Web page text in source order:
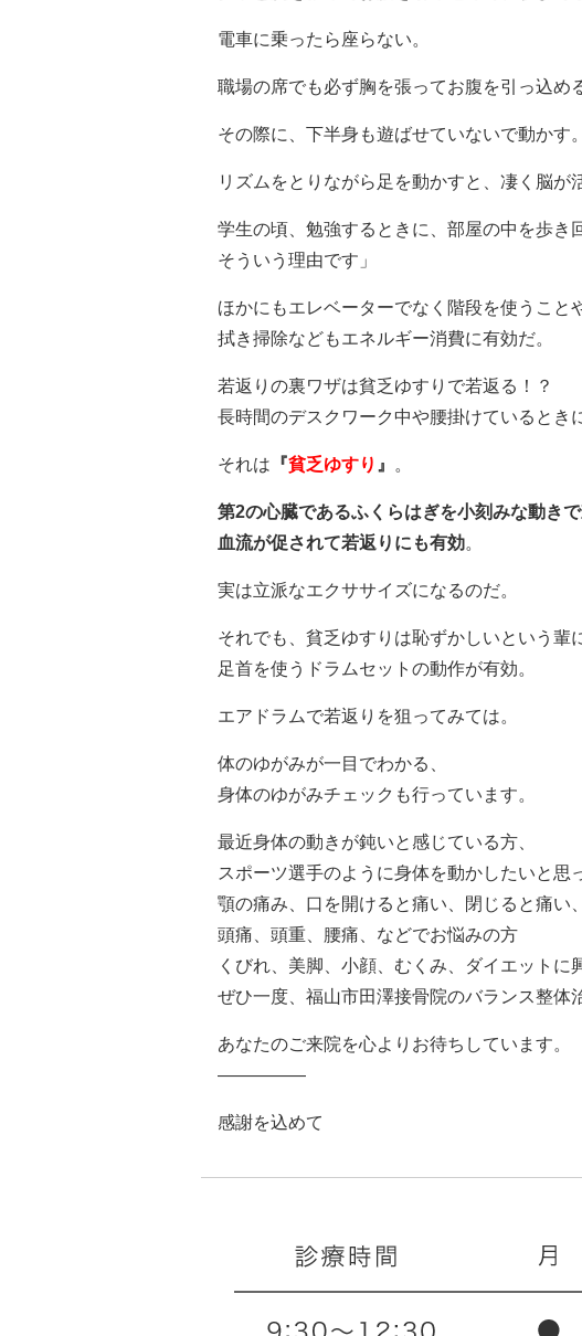
電車に乗ったら座らない。
職場の席でも必ず胸を張ってお腹を引っ込め
その際に、下半身も遊ばせていないで動かす。
リズムをとりながら足を動かすと、凄く脳が
学生の頃、勉強するときに、部屋の中を歩き
そういう理由です」
ほかにもエレベーターでなく階段を使うこと
拭き掃除などもエネルギー消費に有効だ。
若返りの裏ワザは貧乏ゆすりで若返る！？
長時間のデスクワーク中や腰掛けているとき
それは 『貧乏ゆすり 』 。
第2の心臓であるふくらはぎを小刻みな動きで
血流が促されて若返りにも有効。
実は立派なエクササイズになるのだ。
それでも、貧乏ゆすりは恥ずかしいという輩
足首を使うドラムセットの動作が有効。
エアドラムで若返りを狙ってみては。
体のゆがみが一目でわかる、
身体のゆがみチェックも行っています。
最近身体の動きが鈍いと感じている方、
スポーツ選手のように身体を動かしたいと思
顎の痛み、口を開けると痛い、閉じると痛い
頭痛、頭重、腰痛、などでお悩みの方
くびれ、美脚、小顔、むくみ、ダイエットに
ぜひ一度、福山市田澤接骨院のバランス整体
あなたのご来院を心よりお待ちしています。
—————
感謝を込めて